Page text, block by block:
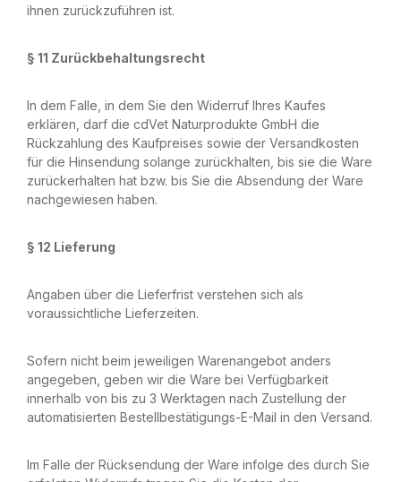
ihnen zurückzuführen ist.
§ 11 Zurückbehaltungsrecht
In dem Falle, in dem Sie den Widerruf Ihres Kaufes
erklären, darf die cdVet Naturprodukte GmbH die
Rückzahlung des Kaufpreises sowie der Versandkosten
für die Hinsendung solange zurückhalten, bis sie die Ware
zurückerhalten hat bzw. bis Sie die Absendung der Ware
nachgewiesen haben.
§ 12 Lieferung
Angaben über die Lieferfrist verstehen sich als
voraussichtliche Lieferzeiten.
Sofern nicht beim jeweiligen Warenangebot anders
angegeben, geben wir die Ware bei Verfügbarkeit
innerhalb von bis zu 3 Werktagen nach Zustellung der
automatisierten Bestellbestätigungs-E-Mail in den Versand.
Im Falle der Rücksendung der Ware infolge des durch Sie